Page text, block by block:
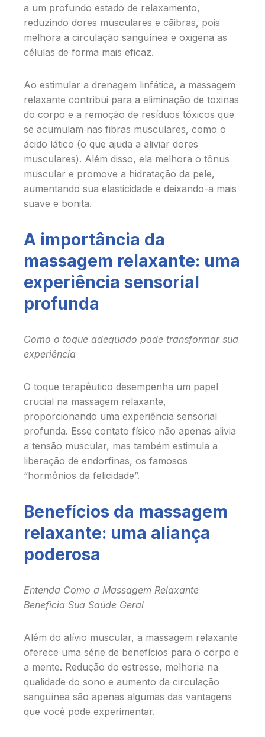
a um profundo estado de relaxamento,
reduzindo dores musculares e cãibras, pois
melhora a circulação sanguínea e oxigena as
células de forma mais eficaz.
Ao estimular a drenagem linfática, a massagem
relaxante contribui para a eliminação de toxinas
do corpo e a remoção de resíduos tóxicos que
se acumulam nas fibras musculares, como o
ácido lático (o que ajuda a aliviar dores
musculares). Além disso, ela melhora o tônus
muscular e promove a hidratação da pele,
aumentando sua elasticidade e deixando-a mais
suave e bonita.
A importância da
massagem relaxante: uma
experiência sensorial
profunda
Como o toque adequado pode transformar sua
experiência
O toque terapêutico desempenha um papel
crucial na massagem relaxante,
proporcionando uma experiência sensorial
profunda. Esse contato físico não apenas alivia
a tensão muscular, mas também estimula a
liberação de endorfinas, os famosos
“hormônios da felicidade”.
Benefícios da massagem
relaxante: uma aliança
poderosa
Entenda Como a Massagem Relaxante
Beneficia Sua Saúde Geral
Além do alívio muscular, a massagem relaxante
oferece uma série de benefícios para o corpo e
a mente. Redução do estresse, melhoria na
qualidade do sono e aumento da circulação
sanguínea são apenas algumas das vantagens
que você pode experimentar.